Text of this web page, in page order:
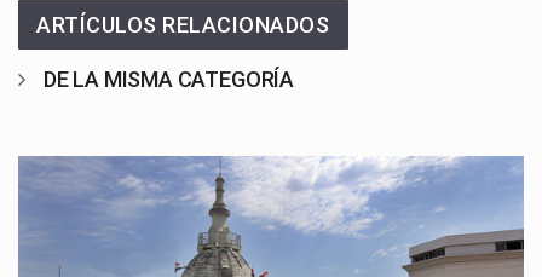
ARTÍCULOS RELACIONADOS
DE LA MISMA CATEGORÍA